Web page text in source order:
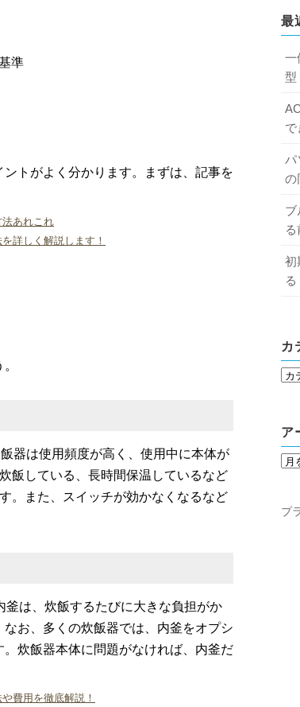
準
トがよく分かります。まずは、記事を
あれこれ
詳しく解説します！
器は使用頻度が高く、使用中に本体が
飯している、長時間保温しているなど
。また、スイッチが効かなくなるなど
は、炊飯するたびに大きな負担がか
お、多くの炊飯器では、内釜をオプシ
炊飯器本体に問題がなければ、内釜だ
費用を徹底解説！
最
一
型
で
パ
の
ブ
初
カ
ア
プ